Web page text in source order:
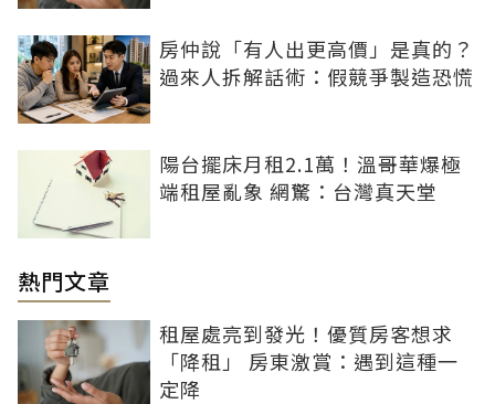
房仲說「有人出更高價」是真的？
過來人拆解話術：假競爭製造恐慌
陽台擺床月租2.1萬！溫哥華爆極
端租屋亂象 網驚：台灣真天堂
熱門文章
租屋處亮到發光！優質房客想求
「降租」 房東激賞：遇到這種一
定降